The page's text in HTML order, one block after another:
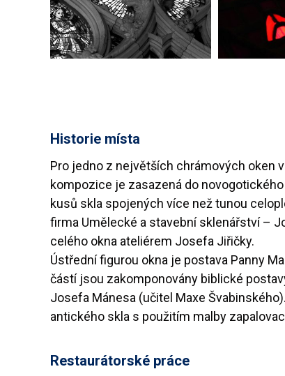
Historie místa
Pro jedno z největších chrámových oken
kompozice je zasazená do
kusů skla spojených více než tunou
firma Umělecké a stavební sklenářství –
celého okna ateliérem Josefa Jiřičky.
Ústřední figurou okna je postava Panny
částí jsou zakomponovány biblické
Josefa Mánesa (učitel Maxe
antického skla s použitím malby
Restaurátorské práce